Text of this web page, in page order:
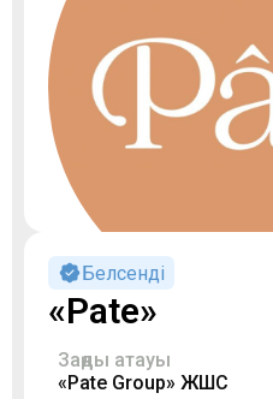
Белсенді
«Pate»
Заңды атауы
«Pate Group» ЖШС